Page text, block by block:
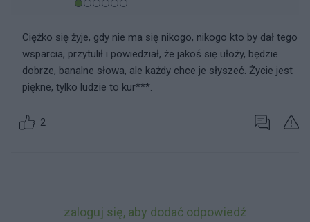
Ciężko się żyje, gdy nie ma się nikogo, nikogo kto by dał tego
wsparcia, przytulił i powiedział, że jakoś się ułoży, będzie
dobrze, banalne słowa, ale każdy chce je słyszeć. Życie jest
piękne, tylko ludzie to kur***.
2
zaloguj się, aby dodać odpowiedź